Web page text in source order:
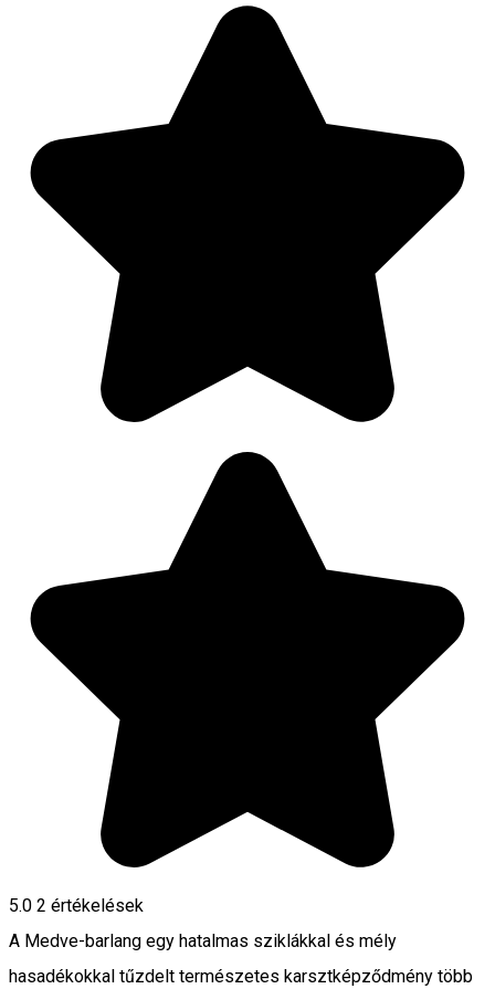
5.0 2 értékelések
A Medve-barlang egy hatalmas sziklákkal és mély
hasadékokkal tűzdelt természetes karsztképződmény több